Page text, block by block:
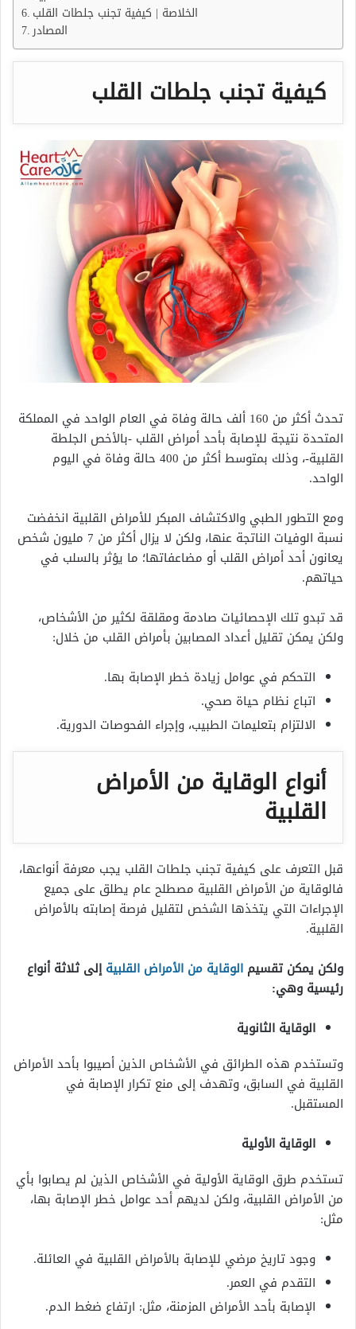
الخلاصة | كيفية تجنب جلطات القلب
كيفية تجنب جلطات القلب
تحدث أكثر من 160 ألف حالة وفاة في العام الواحد في المملكة
المتحدة نتيجة للإصابة بأحد أمراض القلب -بالأخص الجلطة
القلبية-، وذلك بمتوسط أكثر من 400 حالة وفاة في اليوم
الواحد.
ومع التطور الطبي والاكتشاف المبكر للأمراض القلبية انخفضت
نسبة الوفيات الناتجة عنها، ولكن لا يزال أكثر من 7 مليون شخص
يعانون أحد أمراض القلب أو مضاعفاتها؛ ما يؤثر بالسلب في
حياتهم.
قد تبدو تلك الإحصائيات صادمة ومقلقة لكثير من الأشخاص،
ولكن يمكن تقليل أعداد المصابين بأمراض القلب من خلال:
التحكم في عوامل زيادة خطر الإصابة بها.
اتباع نظام حياة صحي.
الالتزام بتعليمات الطبيب، وإجراء الفحوصات الدورية.
أنواع الوقاية من الأمراض
القلبية
قبل التعرف على كيفية تجنب جلطات القلب يجب معرفة أنواعها،
فالوقاية من الأمراض القلبية مصطلح عام يطلق على جميع
الإجراءات التي يتخذها الشخص لتقليل فرصة إصابته بالأمراض
القلبية.
ولكن يمكن تقسيم الوقاية من الأمراض القلبيةإلى ثلاثة أنواع
رئيسية وهي:
الوقاية الثانوية
وتستخدم هذه الطرائق في الأشخاص الذين أصيبوا بأحد الأمراض
القلبية في السابق، وتهدف إلى منع تكرار الإصابة في
المستقبل.
الوقاية الأولية
تستخدم طرق الوقاية الأولية في الأشخاص الذين لم يصابوا بأي
من الأمراض القلبية، ولكن لديهم أحد عوامل خطر الإصابة بها،
مثل:
وجود تاريخ مرضي للإصابة بالأمراض القلبية في العائلة.
التقدم في العمر.
الإصابة بأحد الأمراض المزمنة، مثل: ارتفاع ضغط الدم.